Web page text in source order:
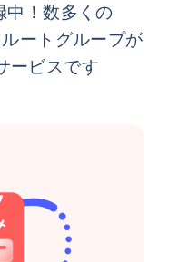
中！数多くの
ートグループが
ービスです